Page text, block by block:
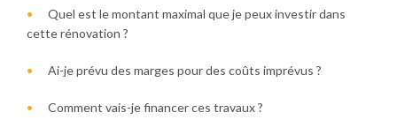
Quel est le montant maximal que je peux investir dans
cette rénovation ?
Ai-je prévu des marges pour des coûts imprévus ?
Comment vais-je financer ces travaux ?